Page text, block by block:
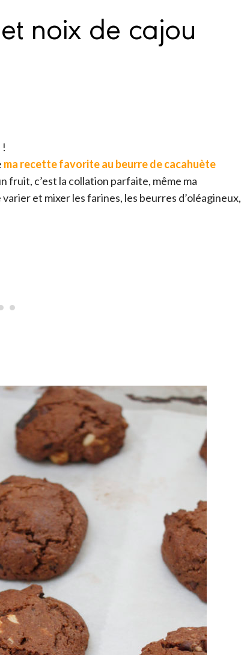
noix de cajou
!
ma recette favorite au beurre de cacahuète
fruit, c’est la collation parfaite, même ma
et mixer les farines, les beurres d’oléagineux,